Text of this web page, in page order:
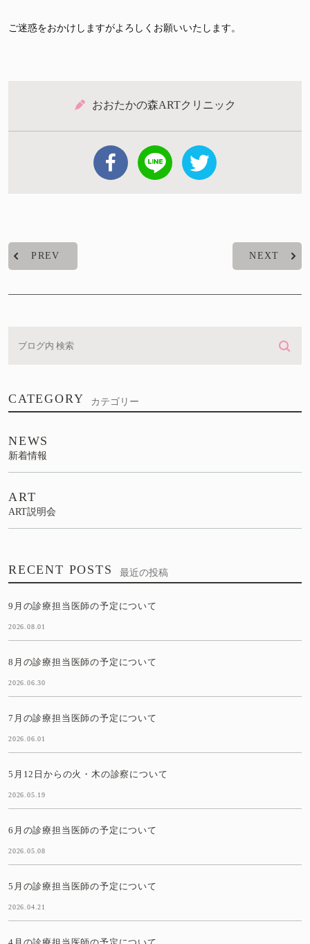
ご迷惑をおかけしますがよろしくお願いいたします。
おおたかの森ARTクリニック
PREV NEXT
CATEGORY カテゴリー
NEWS
新着情報
ART
ART説明会
RECENT POSTS 最近の投稿
9月の診療担当医師の予定について
2026.08.01
8月の診療担当医師の予定について
2026.06.30
7月の診療担当医師の予定について
2026.06.01
5月12日からの火・木の診察について
2026.05.19
6月の診療担当医師の予定について
2026.05.08
5月の診療担当医師の予定について
2026.04.21